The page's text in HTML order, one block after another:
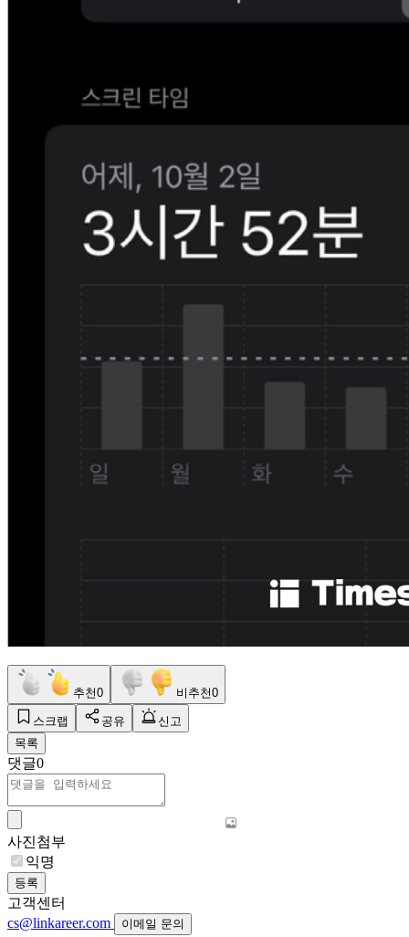
추천0 비추천0
스크랩 공유
신고
목록
댓글0
사진첨부
익명
등록
고객센터
cs@linkareer.com
이메일 문의